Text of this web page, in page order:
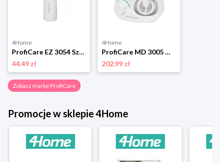
4Home
ProfiCare EZ 3054 Szczoteczka elektryczna do zębów
44.49 zł
4Home
ProfiCare MD 3005 Oral Irygator do ust
202.99 zł
Zobacz markę ProfiCare
Promocje w sklepie 4Home